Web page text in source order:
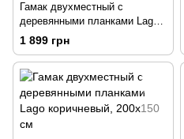
Гамак двухместный с
деревянными планками Lago
черный, 200х150 см
1 899 грн